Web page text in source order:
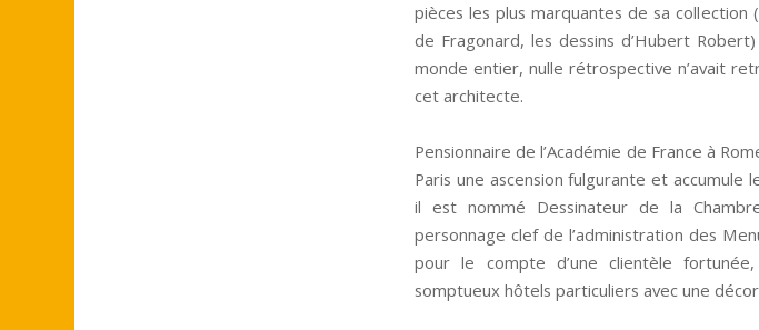
pièces les plus marquantes de sa collection
de Fragonard, les dessins d’Hubert
monde entier, nulle rétrospective n’avait
cet architecte.
Pensionnaire de l’Académie de France à
Paris une ascension fulgurante et accumule
il est nommé Dessinateur de la
personnage clef de l’administration des
pour le compte d’une clientèle
somptueux hôtels particuliers avec une